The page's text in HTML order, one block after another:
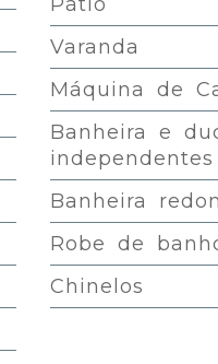
Varanda
Máquina de
Banheira e
independentes
Banheira
Robe de
Chinelos